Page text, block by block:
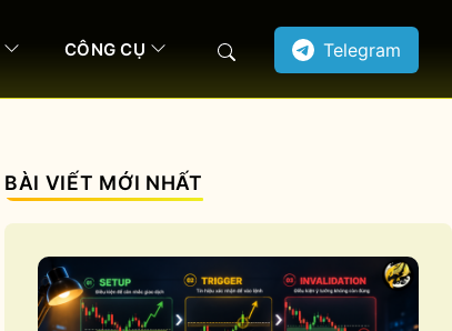
CÔNG CỤ Search Telegram
BÀI VIẾT MỚI NHẤT